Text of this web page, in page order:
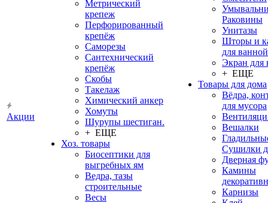
Акции
Метрический
крепеж
Перфорированный
крепёж
Саморезы
Сантехнический
крепёж
Скобы
Такелаж
Химический анкер
Хомуты
Шурупы шестиган.
+ ЕЩЕ
Хоз. товары
Биосептики для
выгребных ям
Ведра, тазы
строительные
Весы
Раковины
Унитазы
Шторы и
для ванной
Экран для
+ ЕЩЕ
Товары для дома
Вёдра,
для мусора
Вешалки
Сушилки
Дверная
Камины
Карнизы